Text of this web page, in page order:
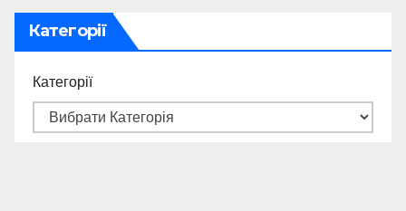
Категорії
Категорії